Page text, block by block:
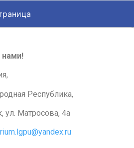
нами!
Республика,
ул. Матросова, 4а